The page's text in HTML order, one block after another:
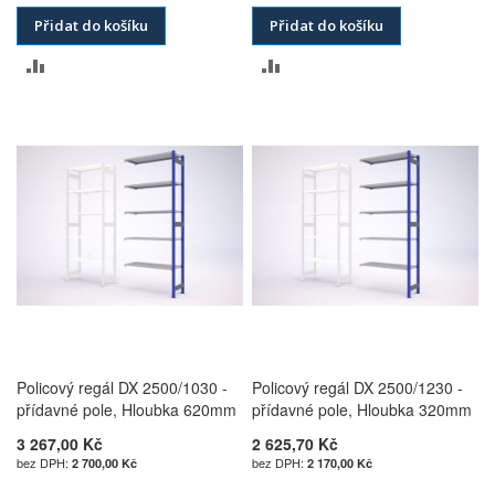
Přidat do košíku
POROVNÁNÍ
Přidat do košíku
POROVNÁNÍ
Policový regál DX 2500/1030 -
přídavné pole, Hloubka 620mm
3 267,00 Kč
2 700,00 Kč
Policový regál DX 2500/1230 -
přídavné pole, Hloubka 320mm
2 625,70 Kč
2 170,00 Kč